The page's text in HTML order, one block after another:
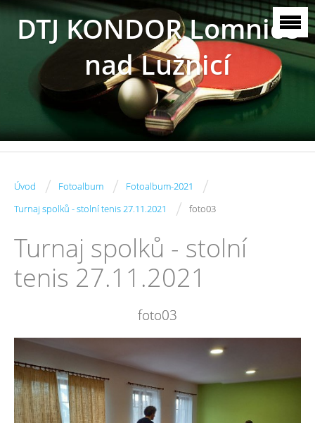
DTJ KONDOR Lomnice
nad Lužnicí
Úvod / Fotoalbum / Fotoalbum-2021 /
Turnaj spolků - stolní tenis 27.11.2021 / foto03
Turnaj spolků - stolní
tenis 27.11.2021
foto03